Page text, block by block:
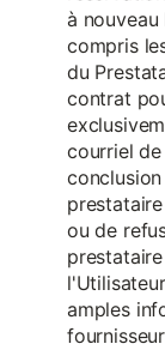
à
compris
du
contrat
courriel
ou de
amples